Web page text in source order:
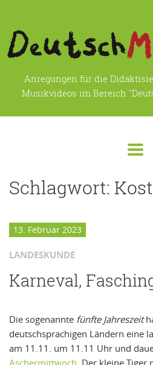
Anregungen für die
Musikvideos im Bereich
Schlagwort:
13. Februar 2023
LANDESKUNDE
Karneval,
Die sogenannte fünfte Jahreszeit
deutschsprachigen Ländern eine
am 11.11. um 11.11 Uhr und
Aschermittwoch . Der kleine